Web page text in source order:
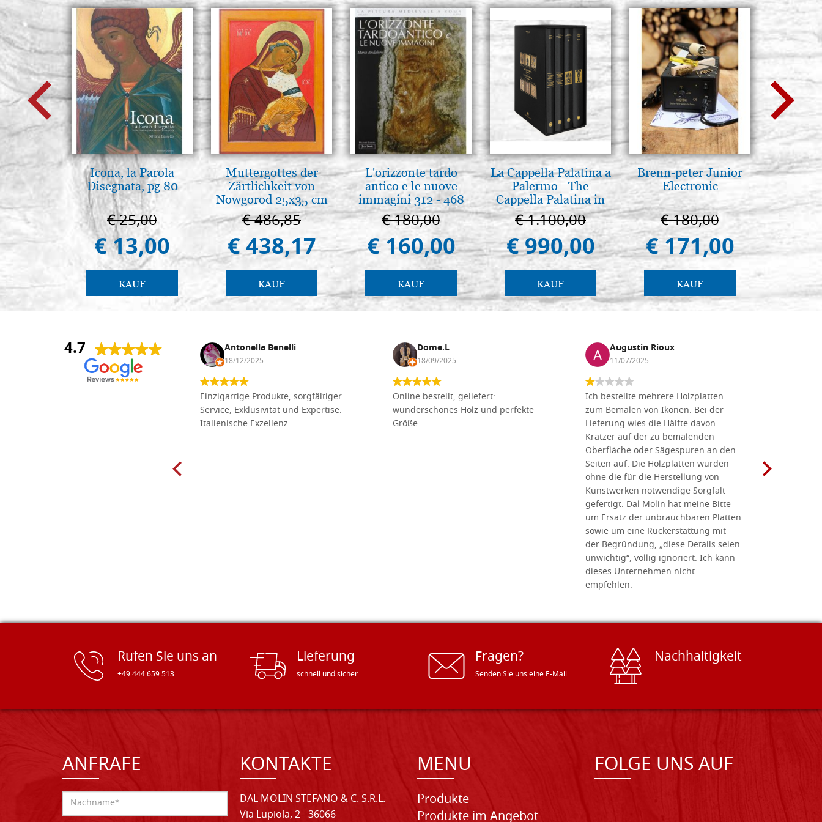
Icona, la Parola
Disegnata, pg 80
€ 25,00
€ 13,00
KAUF
Muttergottes der
Zärtlichkeit von
Nowgorod 25x35 cm
€ 486,85
€ 438,17
KAUF
L'orizzonte tardo
antico e le nuove
immagini 312 - 468
€ 180,00
€ 160,00
KAUF
La Cappella Palatina a
Palermo - The
Cappella Palatina in
Palermo
€ 1.100,00
€ 990,00
KAUF
Brenn-peter Junior
Electronic
€ 180,00
€ 171,00
KAUF
Il
€
4.7
Anna Maria Negri Antonella Benelli
18/12/2025
Einzigartige Produkte, sorgfältiger
Service, Exklusivität und Expertise.
Italienische Exzellenz.
Dome.L
18/09/2025
Online bestellt, geliefert:
wunderschönes Holz und perfekte
Größe
Augustin Rioux
11/07/2025
Ich bestellte mehrere Holzplatten
zum Bemalen von Ikonen. Bei der
Lieferung wies die Hälfte davon
Kratzer auf der zu bemalenden
Oberfläche oder Sägespuren an den
Seiten auf. Die Holzplatten wurden
ohne die für die Herstellung von
Kunstwerken notwendige Sorgfalt
gefertigt. Dal Molin hat meine Bitte
um Ersatz der unbrauchbaren Platten
sowie um eine Rückerstattung mit
der Begründung, „diese Details seien
unwichtig“, völlig ignoriert. Ich kann
dieses Unternehmen nicht
empfehlen.
Rufen Sie uns an
+49 444 659 513
Lieferung
schnell und sicher
Fragen?
Senden Sie uns eine E-Mail
Nachhaltigkeit
ANFRAFE KONTAKTE
DAL MOLIN STEFANO & C. S.R.L.
Via Lupiola, 2 - 36066
MENU
Produkte
Produkte im Angebot
FOLGE UNS AUF